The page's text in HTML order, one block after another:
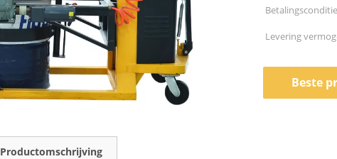
Levering
Beste
Productomschrijving